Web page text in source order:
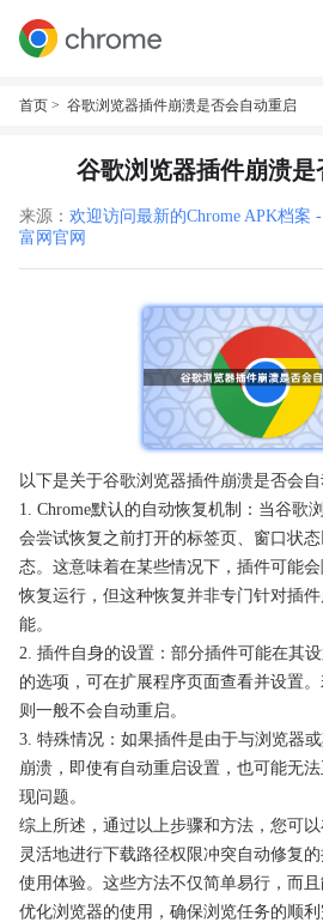
首页 > 谷歌浏览器插件崩溃是否会自动重启
谷歌浏览器插件崩溃是
来源： 欢迎访问最新的Chrome APK档案
富网官网
以下是关于谷歌浏览器插件崩溃是否会自
1. Chrome默认的自动恢复机制：当谷歌
会尝试恢复之前打开的标签页、窗口状
态。这意味着在某些情况下，插件可能
恢复运行，但这种恢复并非专门针对插
能。
2. 插件自身的设置：部分插件可能在其
的选项，可在扩展程序页面查看并设置
则一般不会自动重启。
3. 特殊情况：如果插件是由于与浏览器
崩溃，即使有自动重启设置，也可能无
现问题。
综上所述，通过以上步骤和方法，您可以
灵活地进行下载路径权限冲突自动修复
使用体验。这些方法不仅简单易行，而
优化浏览器的使用，确保浏览任务的顺利